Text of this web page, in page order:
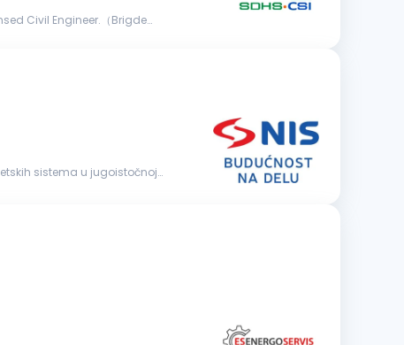
Civil Engineer.（Brigde